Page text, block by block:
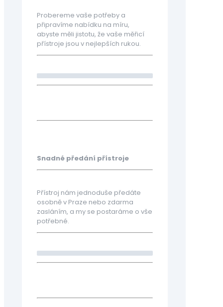
Probereme vaše potřeby a
připravíme nabídku na míru,
abyste měli jistotu, že vaše měřicí
přístroje jsou v nejlepších rukou.
Snadné předání přístroje
Přístroj nám jednoduše předáte
osobně v Praze nebo zdarma
zasláním, a my se postaráme o vše
potřebné.